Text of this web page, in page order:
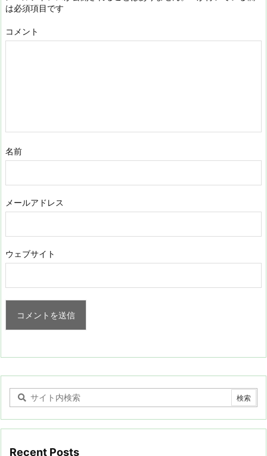
は必須項目です
コメント
名前
メールアドレス
ウェブサイト
Recent Posts